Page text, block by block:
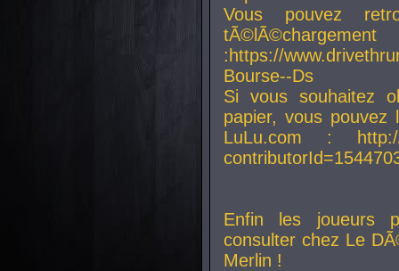
Vous pouvez
:https://
Bourse--Ds
Si vous souhaitez
papier, vous
LuLu.com : http://
Enfin les joueurs
consulter chez Le
Merlin !